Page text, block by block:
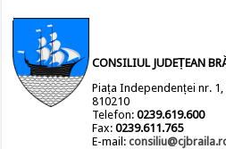
CONSILIUL JUDEȚEAN
Piața Independenței nr.
810210
Telefon:0239.619.600
Fax:0239.611.765
E-mail: